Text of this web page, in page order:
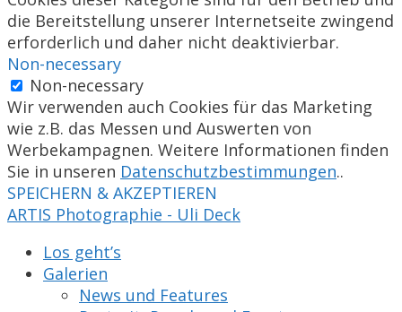
die Bereitstellung unserer Internetseite zwingend
erforderlich und daher nicht deaktivierbar.
Non-necessary
Non-necessary
Wir verwenden auch Cookies für das Marketing
wie z.B. das Messen und Auswerten von
Werbekampagnen. Weitere Informationen finden
Sie in unseren Datenschutzbestimmungen..
SPEICHERN & AKZEPTIEREN
ARTIS Photographie - Uli Deck
Los geht’s
Galerien
News und Features